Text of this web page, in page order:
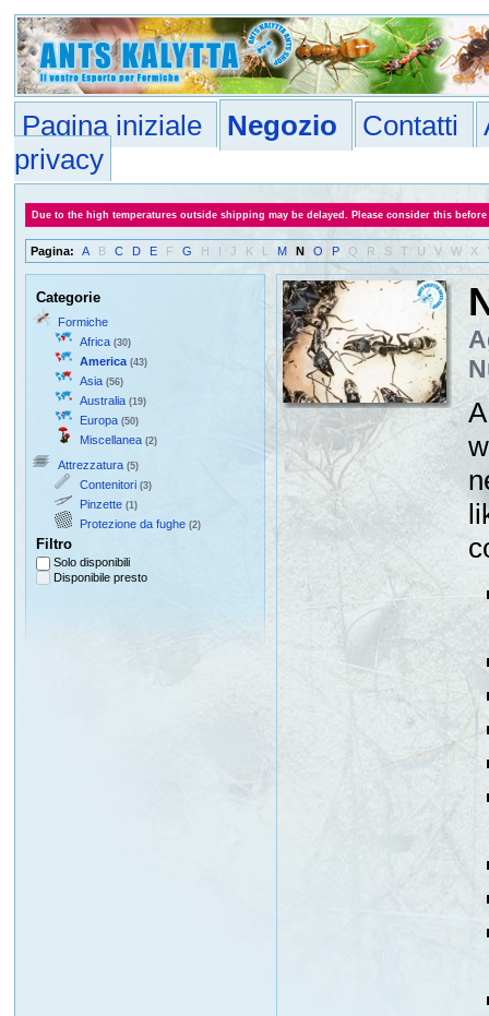
Pagina iniziale Negozio Contatti
privacy
Due to the high temperatures outside shipping may be delayed. Please consider this
Pagina: A B C D E F G H I J K L M N O P Q R S T U V W X
Categorie
Formiche
Africa (30)
America (43)
Asia (56)
Australia (19)
Europa (50)
Miscellanea (2)
Attrezzatura (5)
Contenitori (3)
Pinzette (1)
Protezione da fughe (2)
Filtro
Solo disponibili
Disponibile presto